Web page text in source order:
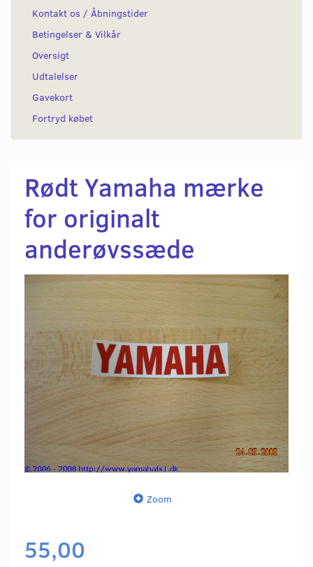
Kontakt os / Åbningstider
Betingelser & Vilkår
Oversigt
Udtalelser
Gavekort
Fortryd købet
Rødt Yamaha mærke
for originalt
anderøvssæde
Zoom
55,00